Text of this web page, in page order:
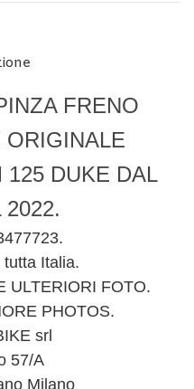
FRENO
ORIGINALE
125 DUKE DAL
2022.
Italia.
ULTERIORI FOTO.
PHOTOS.
srl
57/A
Milano